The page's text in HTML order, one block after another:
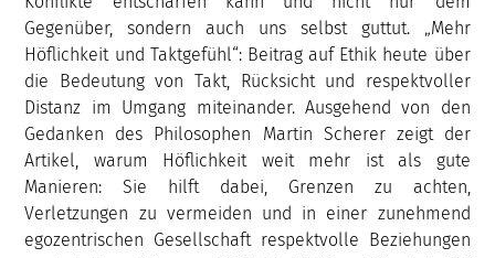
Gegenüber, sondern auch uns selbst guttut. „Mehr
Höflichkeit und Taktgefühl“: Beitrag auf Ethik heute über
die Bedeutung von Takt, Rücksicht und respektvoller
Distanz im Umgang miteinander. Ausgehend von den
Gedanken des Philosophen Martin Scherer zeigt der
Artikel, warum Höflichkeit weit mehr ist als gute
Manieren: Sie hilft dabei, Grenzen zu achten,
Verletzungen zu vermeiden und in einer zunehmend
egozentrischen Gesellschaft respektvolle Beziehungen